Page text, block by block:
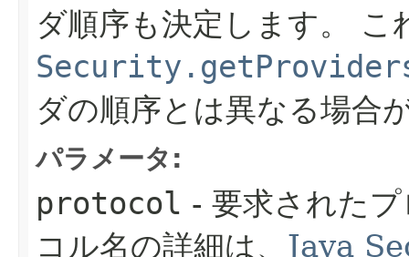
ダ順序も決定します。
こ
ダの順序とは異なる場合
パラメータ:
protocol - 要求された
コル名の詳細は、 Java